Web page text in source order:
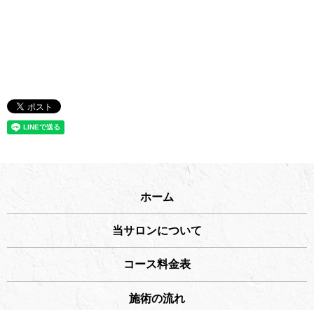
ホーム
当サロンについて
コース料金表
施術の流れ